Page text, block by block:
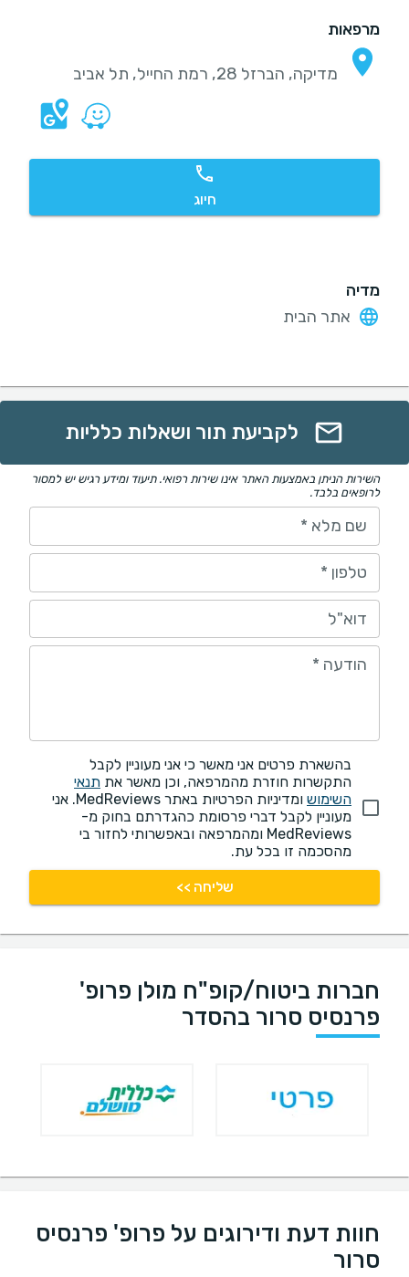
מרפאות
מדיקה, הברזל 28, רמת החייל, תל אביב
חיוג
מדיה
אתר הבית
לקביעת תור ושאלות כלליות
השירות הניתן באמצעות האתר אינו שירות רפואי. תיעוד ומידע רגיש יש למסור
לרופאים בלבד.
שם מלא *
טלפון *
דוא"ל
הודעה *
בהשארת פרטים אני מאשר כי אני מעוניין לקבל
התקשרות חוזרת מהמרפאה, וכן מאשר את תנאי
השימוש
ומדיניות הפרטיות באתר MedReviews. אני
מעוניין לקבל דברי פרסומת כהגדרתם בחוק מ-
MedReviews ומהמרפאה ובאפשרותי לחזור בי
מהסכמה זו בכל עת.
שליחה >>
חברות ביטוח/קופ"ח מולן פרופ'
פרנסיס סרור בהסדר
חוות דעת ודירוגים על פרופ' פרנסיס
סרור